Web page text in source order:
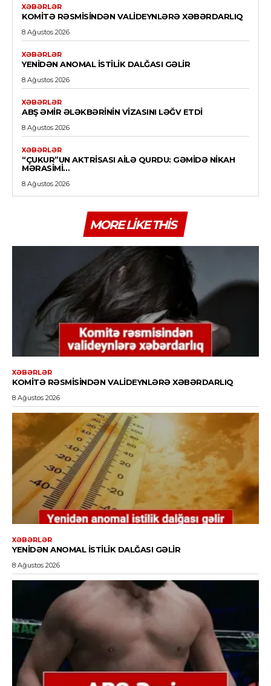
XƏBƏRLƏR
KOMITƏ RƏSMISINDƏN VALIDEYNLƏRƏ XƏBƏRDARLIQ
8 Ağustos 2026
XƏBƏRLƏR
YENIDƏN ANOMAL ISTILIK DALĞASI GƏLIR
8 Ağustos 2026
XƏBƏRLƏR
ABŞ ƏMIR ƏLƏKBƏRININ VIZASINI LƏĞV ETDI
8 Ağustos 2026
XƏBƏRLƏR
“ÇUKUR”UN AKTRISASI AILƏ QURDU: GƏMIDƏ NIKAH
MƏRASIMI…
8 Ağustos 2026
MORE LIKE THIS
XƏBƏRLƏR
KOMITƏ RƏSMISINDƏN VALIDEYNLƏRƏ XƏBƏRDARLIQ
8 Ağustos 2026
XƏBƏRLƏR
YENIDƏN ANOMAL ISTILIK DALĞASI GƏLIR
8 Ağustos 2026